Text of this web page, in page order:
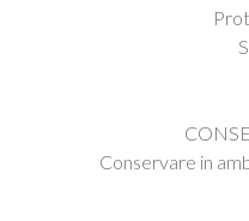
Conservare in